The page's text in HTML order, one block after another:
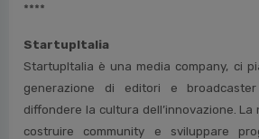
****
StartupItalia
StartupItalia è una media company, ci
generazione di editori e
diffondere la cultura dell’innovazione.
costruire community e sviluppare